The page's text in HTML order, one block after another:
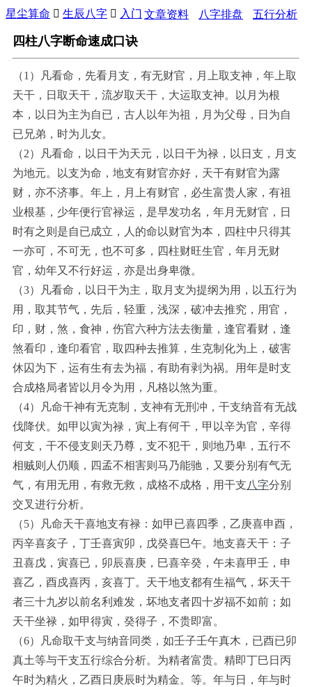
星尘算命  生辰八字  入门 文章资料 八字排盘 五行分析
四柱八字断命速成口诀
（1）凡看命，先看月支，有无财官，月上取支神，年上取
天干，日取天干，流岁取天干，大运取支神。以月为根
本，以日为主为自已，古人以年为祖，月为父母，日为自
已兄弟，时为儿女。
（2）凡看命，以日干为天元，以日干为禄，以日支，月支
为地元。以支为命，地支有财官亦好，天干有财官为露
财，亦不济事。年上，月上有财官，必生富贵人家，有祖
业根基，少年便行官禄运，是早发功名，年月无财官，日
时有之则是自已成立，人的命以财官为本，四柱中只得其
一亦可，不可无，也不可多，四柱财旺生官，年月无财
官，幼年又不行好运，亦是出身卑微。
（3）凡看命，以日干为主，取月支为提纲为用，以五行为
用，取其节气，先后，轻重，浅深，破冲去推究，用官，
印，财，煞，食神，伤官六种方法去衡量，逢官看财，逢
煞看印，逢印看官，取四种去推算，生克制化为上，破害
休囚为下，运有生有去为福，有助有剥为祸。用年是时支
合成格局者皆以月令为用，凡格以煞为重。
（4）凡命干神有无克制，支神有无刑冲，干支纳音有无战
伐降伏。如甲以寅为禄，寅上有何干，甲以辛为官，辛得
何支，干不侵支则天乃尊，支不犯干，则地乃卑，五行不
相贼则人仍顺，四孟不相害则马乃能驰，又要分别有气无
气，有用无用，有救无救，成格不成格，用干支八字分别
交叉进行分析。
（5）凡命天干喜地支有禄：如甲已喜四季，乙庚喜申酉，
丙辛喜亥子，丁壬喜寅卯，戊癸喜巳午。地支喜天干：子
丑喜戊，寅喜已，卯辰喜庚，巳喜辛癸，午未喜甲壬，申
喜乙，酉戍喜丙，亥喜丁。天干地支都有生福气，坏天干
者三十九岁以前名利难发，坏地支者四十岁福不如前；如
天干坐禄，如甲得寅，癸得子，不贵即富。
（6）凡命取干支与纳音同类，如壬子壬午真木，已酉已卯
真土等与干支五行综合分析。为精者富贵。精即丁巳日丙
午时为精火，乙酉日庚辰时为精金。等。年与日，年与时